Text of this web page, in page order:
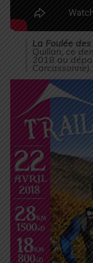
La Foulée
Quillan, ce
2018 au
Carcassonne).